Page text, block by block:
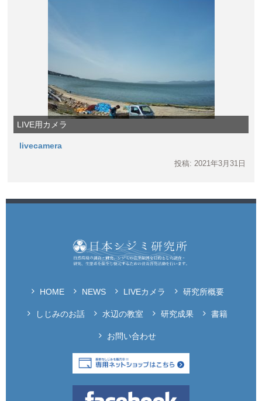
LIVE用カメラ
livecamera
投稿: 2021年3月31日
HOME NEWS LIVEカメラ 研究所概要
しじみのお話 水辺の教室 研究成果 書籍
お問い合わせ